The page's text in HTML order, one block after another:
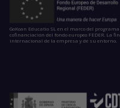
GoKoan Educatio SL en el marco del
cofinanciación del fondo europeo FEDER. La
internacional de la empresa y de su entorno.